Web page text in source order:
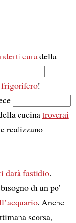
curadella
frigorifero!
cucinatroverai
realizzano
darà fastidio.
di un po’
. Anche
scorsa,